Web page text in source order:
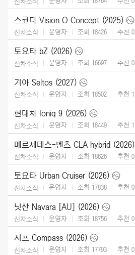
스코다 Vision O Concept (2025)
신차소식 운영자 조회 18426 추천 0
토요타 bZ (2026)
신차소식 운영자 조회 16697 추천 0
기아 Seltos (2027)
신차소식 운영자 조회 18502 추천 1
현대차 Ioniq 9 (2026)
신차소식 운영자 조회 18449 추천 1
메르세데스-벤츠 CLA hybrid (2026)
신차소식 운영자 조회 18626 추천 0
토요타 Urban Cruiser (2026)
신차소식 운영자 조회 17838 추천 0
닛산 Navara [AU] (2026)
신차소식 운영자 조회 18756 추천 0
지프 Compass (2026)
신차소식 운영자 조회 17793 추천 0